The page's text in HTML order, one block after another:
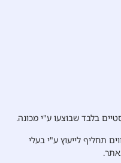
בלבד שבוצעו ע"י מכונה.
תחליף לייעוץ ע"י בעלי